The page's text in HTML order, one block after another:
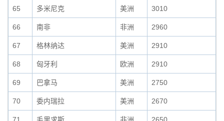
65 多米尼克 美洲 3010
66 南非 非洲 2960
67 格林纳达 美洲 2910
68 匈牙利 欧洲 2910
69 巴拿马 美洲 2750
70 委内瑞拉 美洲 2670